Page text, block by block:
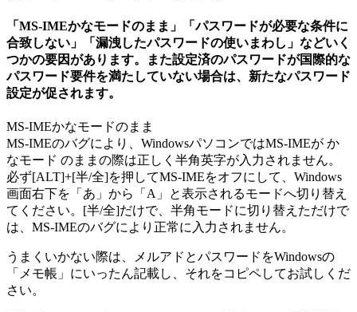
「MS-IMEかなモードのまま」「パスワードが必要な条件に
合致しない」「漏洩したパスワードの使いまわし」などいく
つかの要因があります。また設定済のパスワードが国際的な
パスワード要件を満たしていない場合は、新たなパスワード
設定が促されます。
MS-IMEかなモードのまま
MS-IMEのバグにより、WindowsパソコンではMS-IMEが か
なモード のままの際は正しく半角英字が入力されません。
必ず[ALT]+[半/全]を押してMS-IMEをオフにして、Windows
画面右下を「あ」から「A」と表示されるモードへ切り替え
てください。[半/全]だけで、半角モードに切り替えただけで
は、MS-IMEのバグにより正常に入力されません。
うまくいかない際は、メルアドとパスワードをWindowsの
「メモ帳」にいったん記載し、それをコピペしてお試しくだ
さい。